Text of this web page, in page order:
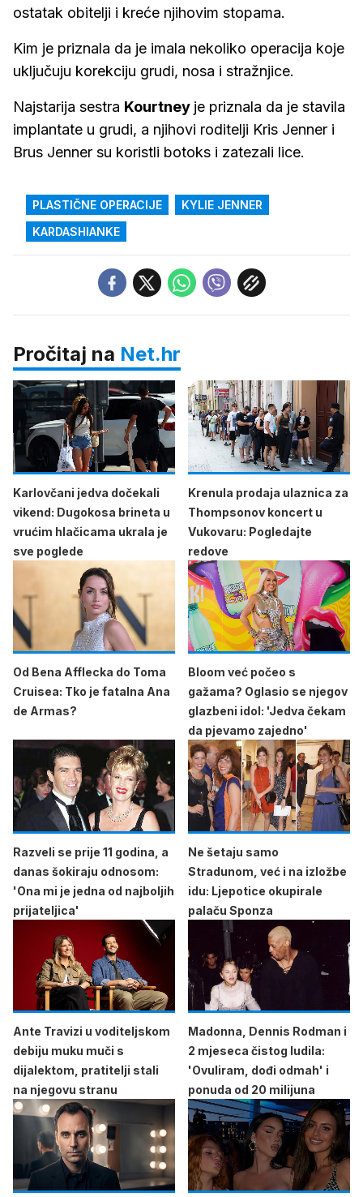
ostatak obitelji i kreće njihovim stopama.
Kim je priznala da je imala nekoliko operacija koje
uključuju korekciju grudi, nosa i stražnjice.
Najstarija sestra Kourtney je priznala da je stavila
implantate u grudi, a njihovi roditelji Kris Jenner i
Brus Jenner su koristli botoks i zatezali lice.
PLASTIČNE OPERACIJE
KYLIE JENNER
KARDASHIANKE
Pročitaj na Net.hr
Karlovčani jedva dočekali
vikend: Dugokosa brineta u
vrućim hlačicama ukrala je
sve poglede
Krenula prodaja ulaznica za
Thompsonov koncert u
Vukovaru: Pogledajte
redove
Od Bena Afflecka do Toma
Cruisea: Tko je fatalna Ana
de Armas?
Bloom već počeo s
gažama? Oglasio se njegov
glazbeni idol: 'Jedva čekam
da pjevamo zajedno'
Razveli se prije 11 godina, a
danas šokiraju odnosom:
'Ona mi je jedna od najboljih
prijateljica'
Ne šetaju samo
Stradunom, već i na izložbe
idu: Ljepotice okupirale
palaču Sponza
Ante Travizi u voditeljskom
debiju muku muči s
dijalektom, pratitelji stali
na njegovu stranu
Madonna, Dennis Rodman i
2 mjeseca čistog ludila:
'Ovuliram, dođi odmah' i
ponuda od 20 milijuna